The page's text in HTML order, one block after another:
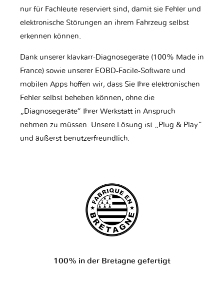
nur für Fachleute reserviert sind, damit sie Fehler und
elektronische Störungen an ihrem Fahrzeug selbst
erkennen können.
Dank unserer klavkarr-Diagnosegeräte (100% Made in
France) sowie unserer EOBD-Facile-Software und
mobilen Apps hoffen wir, dass Sie Ihre elektronischen
Fehler selbst beheben können, ohne die
„Diagnosegeräte“ Ihrer Werkstatt in Anspruch
nehmen zu müssen. Unsere Lösung ist „Plug & Play“
und äußerst benutzerfreundlich.
100% in der Bretagne gefertigt